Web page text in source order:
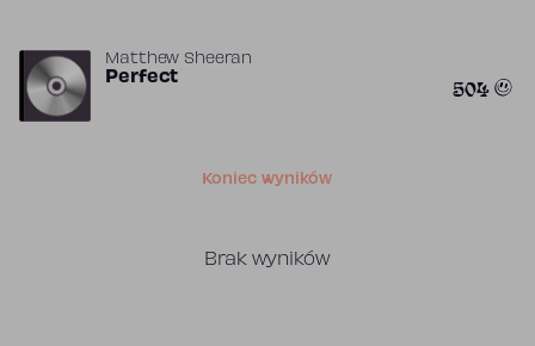
Matthew Sheeran
Perfect 504
Koniec wyników
Brak wyników